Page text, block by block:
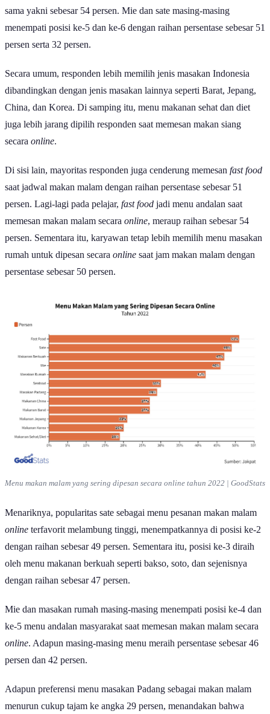
sama yakni sebesar 54 persen. Mie dan sate masing-masing
menempati posisi ke-5 dan ke-6 dengan raihan persentase sebesar 51
persen serta 32 persen.
Secara umum, responden lebih memilih jenis masakan Indonesia
dibandingkan dengan jenis masakan lainnya seperti Barat, Jepang,
China, dan Korea. Di samping itu, menu makanan sehat dan diet
juga lebih jarang dipilih responden saat memesan makan siang
secara online.
Di sisi lain, mayoritas responden juga cenderung memesan fast food
saat jadwal makan malam dengan raihan persentase sebesar 51
persen. Lagi-lagi pada pelajar, fast food jadi menu andalan saat
memesan makan malam secara online, meraup raihan sebesar 54
persen. Sementara itu, karyawan tetap lebih memilih menu masakan
rumah untuk dipesan secara online saat jam makan malam dengan
persentase sebesar 50 persen.
Menu makan malam yang sering dipesan secara online tahun 2022 | GoodStats
Menariknya, popularitas sate sebagai menu pesanan makan malam
online terfavorit melambung tinggi, menempatkannya di posisi ke-2
dengan raihan sebesar 49 persen. Sementara itu, posisi ke-3 diraih
oleh menu makanan berkuah seperti bakso, soto, dan sejenisnya
dengan raihan sebesar 47 persen.
Mie dan masakan rumah masing-masing menempati posisi ke-4 dan
ke-5 menu andalan masyarakat saat memesan makan malam secara
online. Adapun masing-masing menu meraih persentase sebesar 46
persen dan 42 persen.
Adapun preferensi menu masakan Padang sebagai makan malam
menurun cukup tajam ke angka 29 persen, menandakan bahwa